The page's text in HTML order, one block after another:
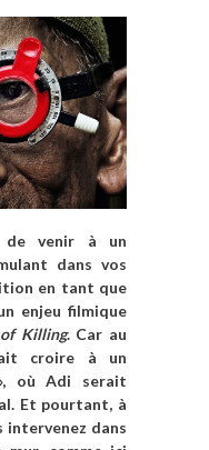
de venir à un
dans vos
en tant que
enjeu filmique
Killing. Car au
croire à un
où Adi serait
Et pourtant, à
intervenez dans